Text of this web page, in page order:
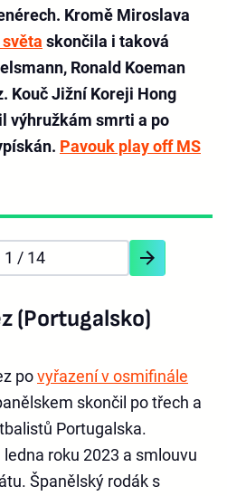
Kromě Miroslava
skončila i taková
Ronald Koeman
Kouč Jižní Koreji Hong
výhružkám smrti a po
Pavouk play off MS
1 / 14
(Portugalsko)
povyřazení v osmifinále
skončil po třech a
Portugalska.
roku 2023 a smlouvu
Španělský rodák s